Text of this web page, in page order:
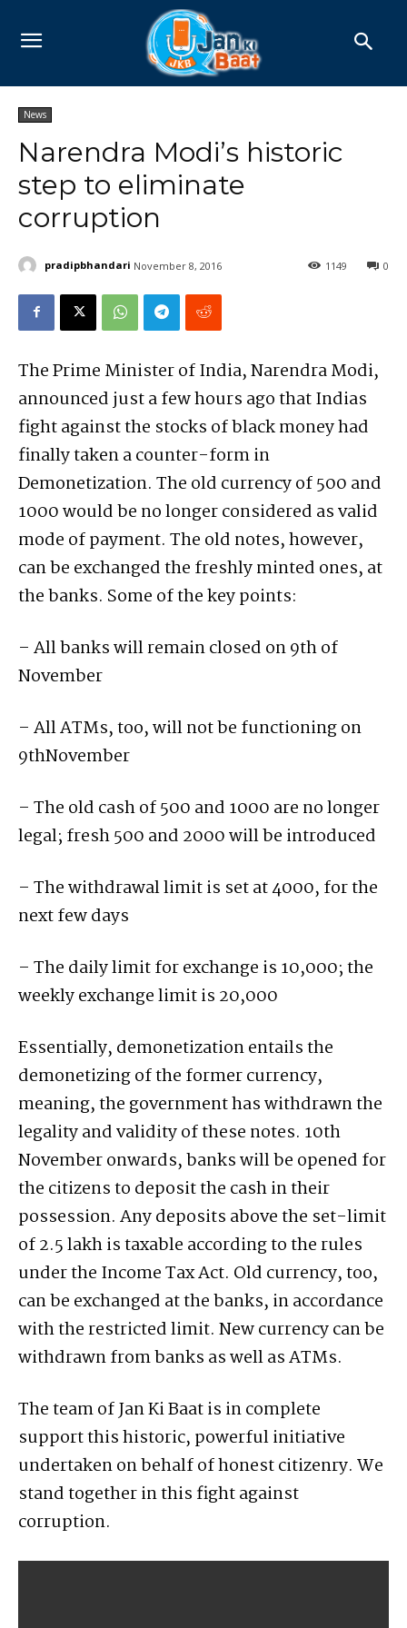
News
Narendra Modi’s historic
step to eliminate
corruption
pradipbhandari November 8, 2016 0
1149
The Prime Minister of India, Narendra Modi,
announced just a few hours ago that Indias
fight against the stocks of black money had
finally taken a counter-form in
Demonetization. The old currency of 500 and
1000 would be no longer considered as valid
mode of payment. The old notes, however,
can be exchanged the freshly minted ones, at
the banks. Some of the key points:
– All banks will remain closed on 9th of
November
– All ATMs, too, will not be functioning on
9thNovember
– The old cash of 500 and 1000 are no longer
legal; fresh 500 and 2000 will be introduced
– The withdrawal limit is set at 4000, for the
next few days
– The daily limit for exchange is 10,000; the
weekly exchange limit is 20,000
Essentially, demonetization entails the
demonetizing of the former currency,
meaning, the government has withdrawn the
legality and validity of these notes. 10th
November onwards, banks will be opened for
the citizens to deposit the cash in their
possession. Any deposits above the set-limit
of 2.5 lakh is taxable according to the rules
under the Income Tax Act. Old currency, too,
can be exchanged at the banks, in accordance
with the restricted limit. New currency can be
withdrawn from banks as well as ATMs.
The team of Jan Ki Baat is in complete
support this historic, powerful initiative
undertaken on behalf of honest citizenry. We
stand together in this fight against
corruption.